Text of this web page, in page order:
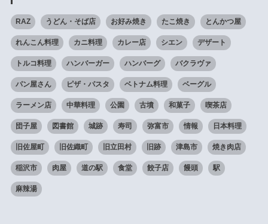
RAZ うどん・そば店 お好み焼き たこ焼き とんかつ屋
れんこん料理 カニ料理 カレー店 シエン デザート
トルコ料理 ハンバーガー ハンバーグ バクラヴァ
パン屋さん ピザ・パスタ ベトナム料理 ベーグル
ラーメン店 中華料理 公園 古墳 和菓子 喫茶店
団子屋 図書館 城跡 寿司 弥富市 情報 日本料理
旧佐屋町 旧佐織町 旧立田村 旧跡 津島市 焼き肉店
稲沢市 肉屋 道の駅 食堂 餃子店 饅頭 駅
麻辣湯